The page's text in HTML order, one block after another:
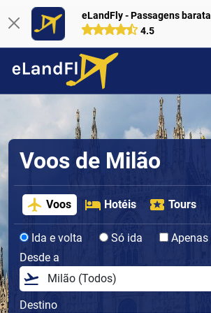
eLandFly - Passagens
4.5
Voos de Milão
Voos Hotéis Tours
Ida e volta Só ida
Desde a
Destino